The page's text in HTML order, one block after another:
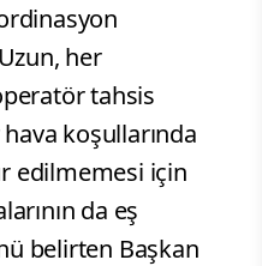
her
tahsis
koşullarında
edilmemesi için
da eş
belirten Başkan